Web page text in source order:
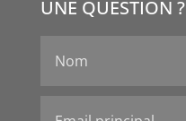
UNE QUESTION ?